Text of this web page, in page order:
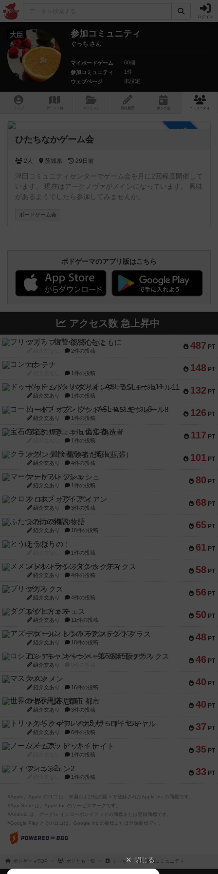
ログイン
大臣 参加コミュニティ
ぐっち さん
マイボードゲーム
68個
参加コミュニティ
1件
ウェブページ
未設定
トップ ゲーム一覧 マイリスト 投稿履歴 ボ ドゲ コミュニティ
ひたちなかゲーム会
2人 茨城県 29日前
津田コミュニティセンターでゲーム会を月に2回程度開催して
います。 現在はアークノヴァがメインになっています。 興味
があるようでしたら参加してみませんか。
ボードゲーム会
ボドゲーマのアプリ版はこちら
アクセス数 急上昇中
487 PT
フリップ７：復讐心とともに
2件の投稿
148 PT
コンテナ
1件の投稿
132 PT
ドゥームド・バタリオンズ：ASLモジュール11
紹介文あり 1件の投稿
126 PT
コード・オブ・ブシドー：ASLモジュール8
紹介文あり 1件の投稿
117 PT
宝石の煌き：デュエル 偽造者
1件の投稿
101 PT
クランク! ：冒険者たち（拡張）
紹介文あり 4件の投稿
80 PT
マーケットフレッシュ
紹介文あり 1件の投稿
68 PT
クロス・オブ・アイアン
紹介文あり 3件の投稿
65 PT
ふたつの街の物語
紹介文あり 18件の投稿
61 PT
とうほうの！
1件の投稿
58 PT
メメントオンラインタクティクス
紹介文あり 4件の投稿
56 PT
ブリックス
紹介文あり 4件の投稿
50 PT
ダグエイトチェス
紹介文あり 11件の投稿
48 PT
アズール：シントラのステンドグラス
紹介文あり 18件の投稿
46 PT
ロシアン・キャンペーン：第5版デラックス
紹介文あり
40 PT
マスクメン
紹介文あり 16件の投稿
40 PT
世界の七不思議：都市
紹介文あり 3件の投稿
37 PT
トリックギア - ペルソナ5 ザ・ロイヤル-
紹介文あり 6件の投稿
35 PT
ノームズ・アット・ナイト
1件の投稿
33 PT
フィッシェン2
1件の投稿
※Apple、Apple のロゴ は、米国および他の国々で登録されたApple Inc.の商標です。
※App Store は、Apple Inc.のサービスマークです。
※Android は、グーグル インコーポレイテッドの商標または登録商標です。
※Google Play とそのロゴは、Google Inc.の商標または登録商標です。
ボドゲーマTOP ボドとも一覧 ぐっち 参加コミュニティ
閉じる